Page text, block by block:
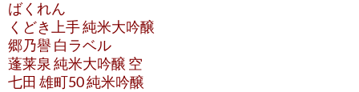
ばくれん
くどき上手 純米大吟醸
郷乃譽 白ラベル
蓬莱泉 純米大吟醸 空
七田 雄町50 純米吟醸